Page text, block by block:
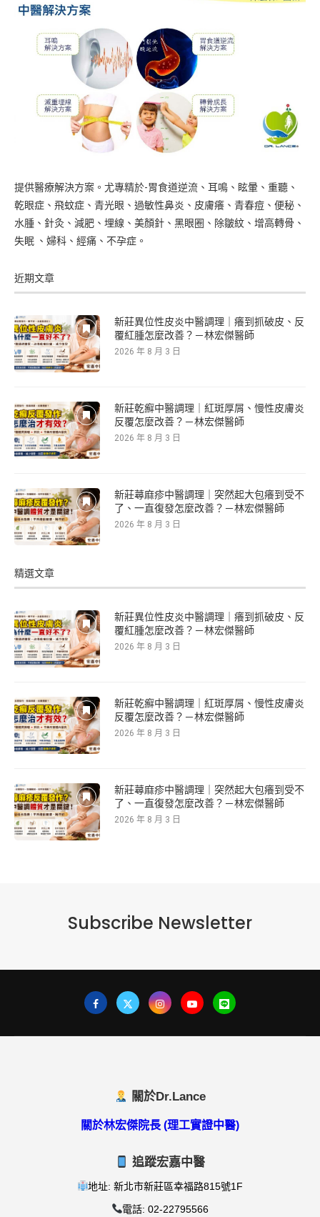
提供醫療解決方案。尤專精於-胃食道逆流、耳鳴、眩暈、重聽、
乾眼症、飛蚊症、青光眼、過敏性鼻炎、皮膚癢、青春痘、便秘、
水腫、針灸、減肥、埋線、美顏針、黑眼圈、除皺紋、增高轉骨、
失眠 、婦科、經痛、不孕症。
近期文章
新莊異位性皮炎中醫調理｜癢到抓破皮、反
覆紅腫怎麼改善？－林宏傑醫師
2026 年 8 月 3 日
新莊乾癬中醫調理｜紅斑厚屑、慢性皮膚炎
反覆怎麼改善？－林宏傑醫師
2026 年 8 月 3 日
新莊蕁麻疹中醫調理｜突然起大包癢到受不
了、一直復發怎麼改善？－林宏傑醫師
2026 年 8 月 3 日
精選文章
新莊異位性皮炎中醫調理｜癢到抓破皮、反
覆紅腫怎麼改善？－林宏傑醫師
2026 年 8 月 3 日
新莊乾癬中醫調理｜紅斑厚屑、慢性皮膚炎
反覆怎麼改善？－林宏傑醫師
2026 年 8 月 3 日
新莊蕁麻疹中醫調理｜突然起大包癢到受不
了、一直復發怎麼改善？－林宏傑醫師
2026 年 8 月 3 日
Subscribe Newsletter
關於Dr.Lance
關於林宏傑院長 (理工實證中醫)
追蹤宏嘉中醫
地址: 新北市新莊區幸福路815號1F
電話: 02-22795566